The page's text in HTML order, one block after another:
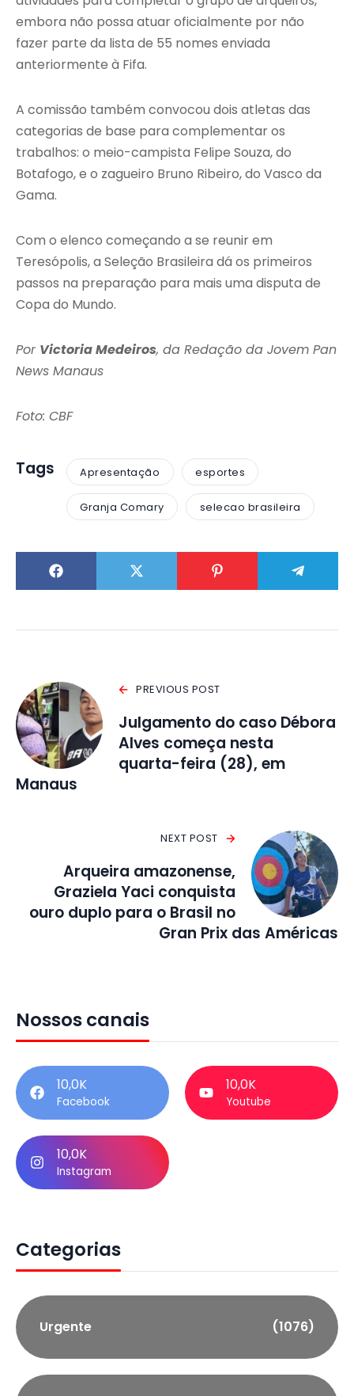
embora não possa atuar oficialmente por não
fazer parte da lista de 55 nomes enviada
anteriormente à Fifa.
A comissão também convocou dois atletas das
categorias de base para complementar os
trabalhos: o meio-campista Felipe Souza, do
Botafogo, e o zagueiro Bruno Ribeiro, do Vasco da
Gama.
Com o elenco começando a se reunir em
Teresópolis, a Seleção Brasileira dá os primeiros
passos na preparação para mais uma disputa de
Copa do Mundo.
Por Victoria Medeiros, da Redação da Jovem Pan
News Manaus
Foto: CBF
Tags Apresentação esportes
Granja Comary selecao brasileira
PREVIOUS POST
Julgamento do caso Débora
Alves começa nesta
quarta-feira (28), em
Manaus
NEXT POST
Arqueira amazonense,
Graziela Yaci conquista
ouro duplo para o Brasil no
Gran Prix das Américas
Nossos canais
10,0K
Facebook
10,0K
Youtube
10,0K
Instagram
Categorias
Urgente (1076)